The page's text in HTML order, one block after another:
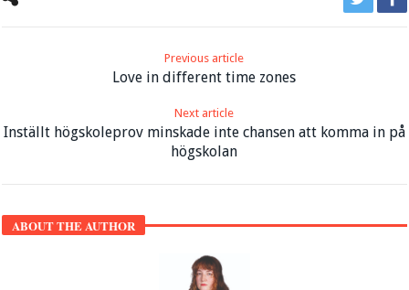
Previous article
Love in different time zones
Next article
Inställt högskoleprov minskade inte chansen att komma in på
högskolan
ABOUT THE AUTHOR